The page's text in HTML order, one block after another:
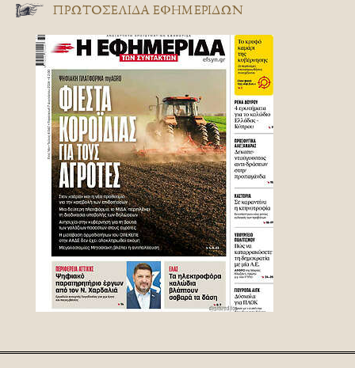
ΠΡΩΤΟΣΈΛΙΔΑ ΕΦΗΜΕΡΊΔΩΝ